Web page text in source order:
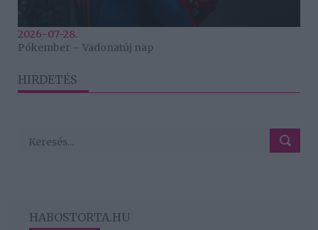
2026-07-28.
Pókember – Vadonatúj nap
HIRDETÉS
HABOSTORTA.HU